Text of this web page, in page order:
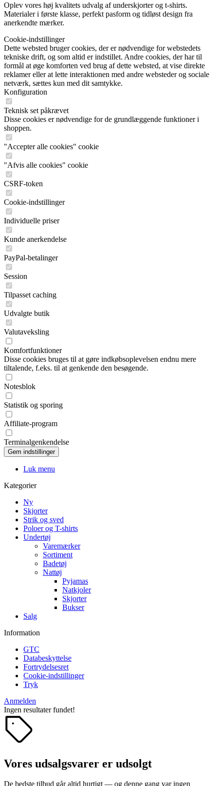
Oplev vores høj kvalitets udvalg af underskjorter og t-shirts.
Materialer i første klasse, perfekt pasform og tidløst design fra
anerkendte mærker.
Cookie-indstillinger
Dette websted bruger cookies, der er nødvendige for webstedets
tekniske drift, og som altid er indstillet. Andre cookies, der har til
formål at øge komforten ved brug af dette websted, at vise direkte
reklamer eller at lette interaktionen med andre websteder og sociale
netværk, sættes kun med dit samtykke.
Konfiguration
Teknisk set påkrævet
Disse cookies er nødvendige for de grundlæggende funktioner i
shoppen.
"Accepter alle cookies" cookie
"Afvis alle cookies" cookie
CSRF-token
Cookie-indstillinger
Individuelle priser
Kunde anerkendelse
PayPal-betalinger
Session
Tilpasset caching
Udvalgte butik
Valutaveksling
Komfortfunktioner
Disse cookies bruges til at gøre indkøbsoplevelsen endnu mere
tiltalende, f.eks. til at genkende den besøgende.
Notesblok
Statistik og sporing
Affiliate-program
Terminalgenkendelse
Luk menu
Kategorier
Ny
Skjorter
Strik og sved
Poloer og T-shirts
Undertøj
Varemærker
Sortiment
Badetøj
Nattøj
Pyjamas
Natkjoler
Skjorter
Bukser
Salg
Information
GTC
Databeskyttelse
Fortrydelsesret
Cookie-indstillinger
Tryk
Anmelden
Ingen resultater fundet!
Vores udsalgsvarer er udsolgt
De bedste tilbud går altid hurtigt — og denne gang var ingen